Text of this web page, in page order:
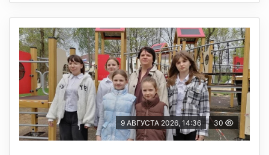
9 АВГУСТА 2026, 14:36 30